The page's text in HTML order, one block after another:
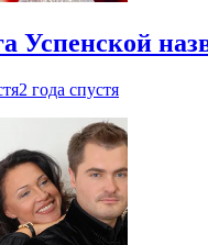
Успенской
2 года спустя